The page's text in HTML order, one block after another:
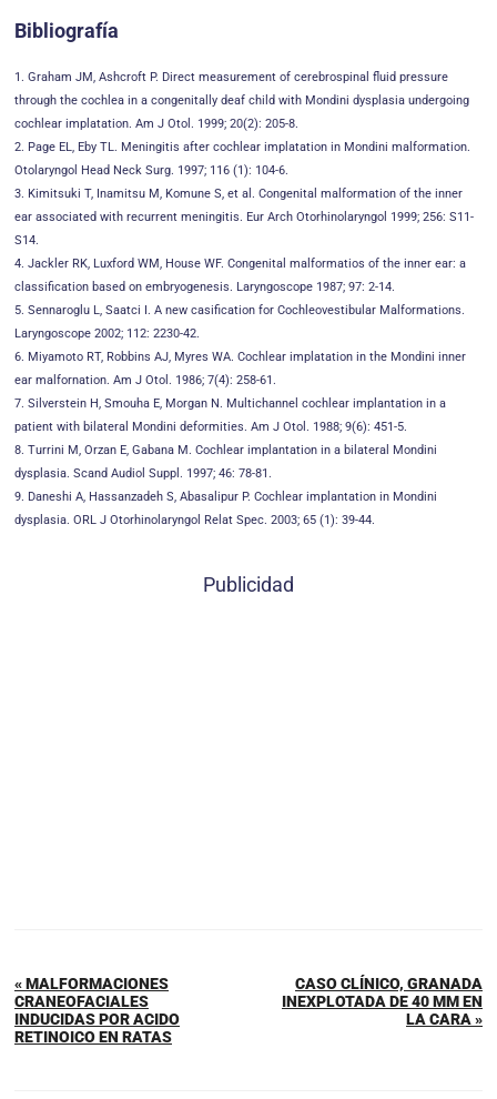
Bibliografía
1. Graham JM, Ashcroft P. Direct measurement of cerebrospinal fluid pressure
through the cochlea in a congenitally deaf child with Mondini dysplasia undergoing
cochlear implatation. Am J Otol. 1999; 20(2): 205-8.
2. Page EL, Eby TL. Meningitis after cochlear implatation in Mondini malformation.
Otolaryngol Head Neck Surg. 1997; 116 (1): 104-6.
3. Kimitsuki T, Inamitsu M, Komune S, et al. Congenital malformation of the inner
ear associated with recurrent meningitis. Eur Arch Otorhinolaryngol 1999; 256: S11-
S14.
4. Jackler RK, Luxford WM, House WF. Congenital malformatios of the inner ear: a
classification based on embryogenesis. Laryngoscope 1987; 97: 2-14.
5. Sennaroglu L, Saatci I. A new casification for Cochleovestibular Malformations.
Laryngoscope 2002; 112: 2230-42.
6. Miyamoto RT, Robbins AJ, Myres WA. Cochlear implatation in the Mondini inner
ear malfornation. Am J Otol. 1986; 7(4): 258-61.
7. Silverstein H, Smouha E, Morgan N. Multichannel cochlear implantation in a
patient with bilateral Mondini deformities. Am J Otol. 1988; 9(6): 451-5.
8. Turrini M, Orzan E, Gabana M. Cochlear implantation in a bilateral Mondini
dysplasia. Scand Audiol Suppl. 1997; 46: 78-81.
9. Daneshi A, Hassanzadeh S, Abasalipur P. Cochlear implantation in Mondini
dysplasia. ORL J Otorhinolaryngol Relat Spec. 2003; 65 (1): 39-44.
Publicidad
« MALFORMACIONES
CRANEOFACIALES
INDUCIDAS POR ACIDO
RETINOICO EN RATAS
CASO CLÍNICO, GRANADA
INEXPLOTADA DE 40 MM EN
LA CARA »